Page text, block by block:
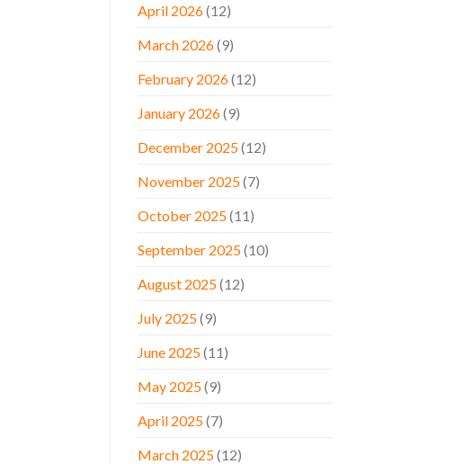
April 2026(12)
March 2026(9)
February 2026(12)
January 2026(9)
December 2025(12)
November 2025(7)
October 2025(11)
September 2025(10)
August 2025(12)
July 2025(9)
June 2025(11)
May 2025(9)
April 2025(7)
March 2025(12)